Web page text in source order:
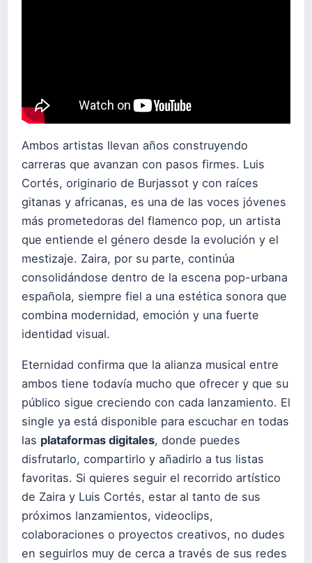
Ambos artistas llevan años construyendo
carreras que avanzan con pasos firmes. Luis
Cortés, originario de Burjassot y con raíces
gitanas y africanas, es una de las voces jóvenes
más prometedoras del flamenco pop, un artista
que entiende el género desde la evolución y el
mestizaje. Zaira, por su parte, continúa
consolidándose dentro de la escena pop-urbana
española, siempre fiel a una estética sonora que
combina modernidad, emoción y una fuerte
identidad visual.
Eternidad confirma que la alianza musical entre
ambos tiene todavía mucho que ofrecer y que su
público sigue creciendo con cada lanzamiento. El
single ya está disponible para escuchar en todas
las plataformas digitales, donde puedes
disfrutarlo, compartirlo y añadirlo a tus listas
favoritas. Si quieres seguir el recorrido artístico
de Zaira y Luis Cortés, estar al tanto de sus
próximos lanzamientos, videoclips,
colaboraciones o proyectos creativos, no dudes
en seguirlos muy de cerca a través de sus redes